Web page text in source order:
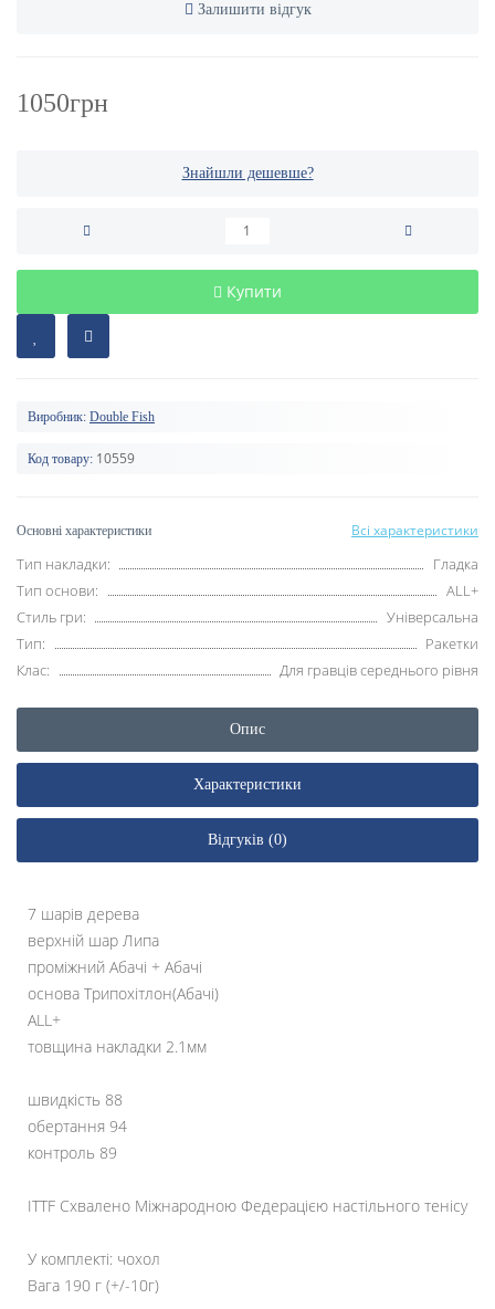
Залишити відгук
1050грн
Знайшли дешевше?
Купити
Виробник: Double Fish
Код товару: 10559
Основні характеристики Всі характеристики
Тип накладки:
Гладка
Тип основи:
ALL+
Стиль гри:
Універсальна
Тип:
Ракетки
Клас:
Для гравців середнього рівня
Опис
Характеристики
Відгуків (0)
7 шарів дерева
верхній шар Липа
проміжний Абачі + Абачі
основа Трипохітлон(Абачі)
ALL+
товщина накладки 2.1мм
швидкість 88
обертання 94
контроль 89
ITTF Схвалено Міжнародною Федерацією настільного тенісу
У комплекті: чохол
Вага 190 г (+/-10г)